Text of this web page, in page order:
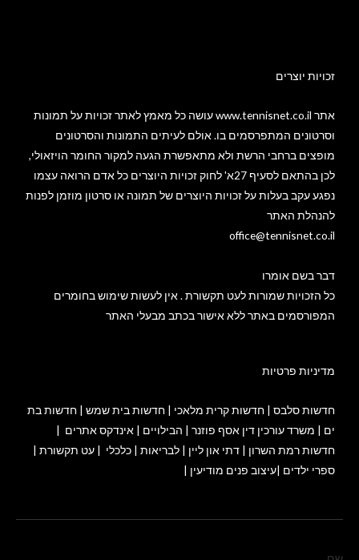
זכויות יוצרים​
אתר www.tennisnet.co.il עושה כל מאמץ לאתר זכויות על תמונות
וסרטונים המתפרסמים בו. אולם לעיתים התמונות והסרטונים
מופצים ברחבי הרשת ולא מתאפשרת הגעה למקור החומר הויזאולי,
לכן בהתאם לסעיף 27א' לחוק זכויות היוצרים כל אדם הרואה עצמו
נפגע עקב בעלות על זכויות היוצרים של תמונה או סרטון מוזמן לפנות
להנהלת האתר
office@tennisnet.co.il
דבר בשם אומרו
כל הזכויות שמורות לעט תקשורת . אין לעשות שימוש בחומרים
המפורסמים באתר ללא אישור בכתב מבעלי האתר
מדיניות פרטיות
חדשות סלבס | חדשות קרית מלאכי | חדשות בית שמש | חדשות בת
ים | משרד עורכין דין אסף פוזנר | הבילויים | אינדקס אתרים |
חדשות רמת השרון | דתי און ליין | לבריאות | כלכלי | עט תקשורת |
ספרי ילדים |עיצוב פנים מודיעין |